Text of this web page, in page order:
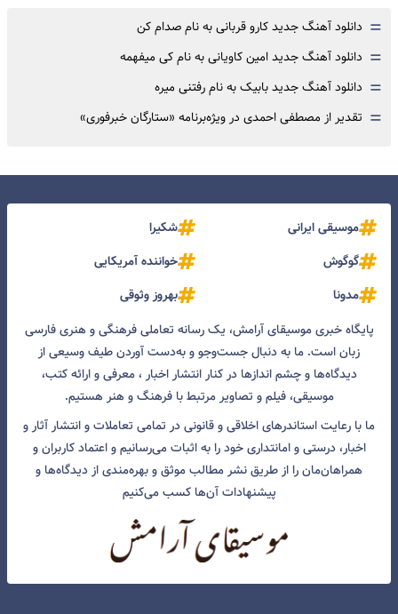
= دانلود آهنگ جدید کارو قربانی به نام صدام کن
= دانلود آهنگ جدید امین کاویانی به نام کی میفهمه
= دانلود آهنگ جدید بابیک به نام رفتنی میره
= تقدیر از مصطفی احمدی در ویژه‌برنامه «ستارگان خبرفوری»
موسیقی ایرانی
شکیرا
گوگوش
خواننده آمریکایی
مدونا
بهروز وثوقی
پایگاه خبری موسیقای آرامش، یک رسانه تعاملی فرهنگی و هنری فارسی
زبان است. ما به دنبال جست‌و‌جو و به‌دست آوردن طیف وسیعی از
دیدگاه‌ها و چشم انداز‌ها در کنار انتشار اخبار ، معرفی و ارائه کتب،
موسیقی، فیلم و تصاویر مرتبط با فرهنگ و هنر هستیم.
ما با رعایت استاندرهای اخلاقی و قانونی در تمامی تعاملات و انتشار آثار و
اخبار، درستی و امانتداری خود را به اثبات می‌رسانیم و اعتماد کاربران و
همراهان‌مان را از طریق نشر مطالب موثق و بهره‌مندی از دیدگاه‌ها و
پیشنهادات آن‌ها کسب می‌کنیم